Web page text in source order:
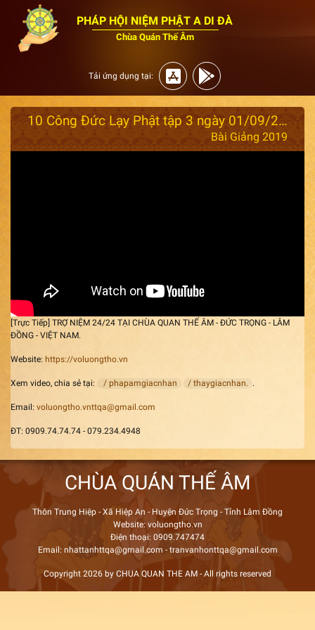
PHÁP HỘI NIỆM PHẬT A DI ĐÀ
Chùa Quán Thế Âm
Tải ứng dụng tại:
10 Công Đức Lạy Phật tập 3 ngày 01/09/2019
Bài Giảng 2019
[Trực Tiếp] TRỢ NIỆM 24/24 TẠI CHÙA QUAN THẾ ÂM - ĐỨC TRỌNG - LÂM
ĐỒNG - VIỆT NAM.
Website: https://voluongtho.vn
Xem video, chia sẻ tại: / phapamgiacnhan / thaygiacnhan. .
Email: voluongtho.vnttqa@gmail.com
ĐT: 0909.74.74.74 - 079.234.4948
CHÙA QUÁN THẾ ÂM
Thôn Trung Hiệp - Xã Hiệp An - Huyện Đức Trọng - Tỉnh Lâm Đồng
Website: voluongtho.vn
Điện thoại: 0909.747474
Email: nhattanhttqa@gmail.com - tranvanhonttqa@gmail.com
Copyright 2026 by CHUA QUAN THE AM - All rights reserved